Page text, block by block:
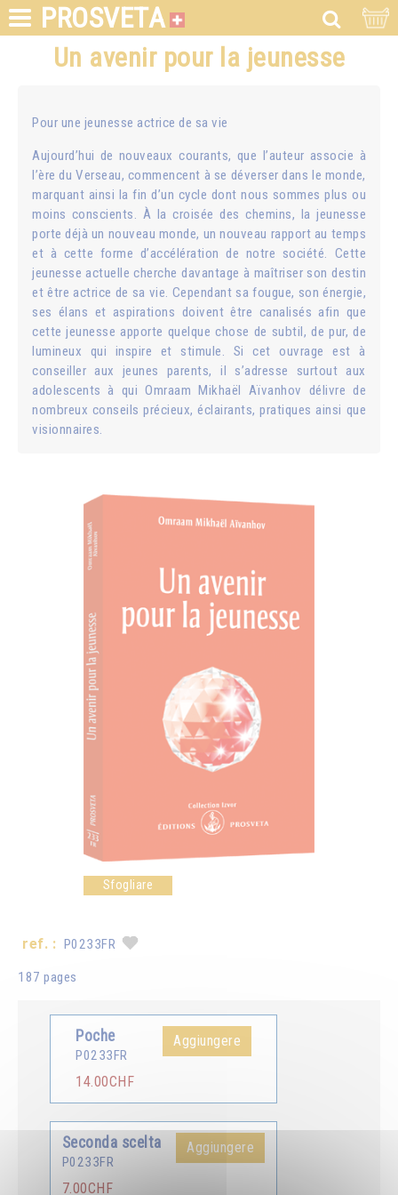
PROSVETA
Un avenir pour la jeunesse
Pour une jeunesse actrice de sa vie
Aujourd’hui de nouveaux courants, que l’auteur associe à
l’ère du Verseau, commencent à se déverser dans le monde,
marquant ainsi la fin d’un cycle dont nous sommes plus ou
moins conscients. À la croisée des chemins, la jeunesse
porte déjà un nouveau monde, un nouveau rapport au temps
et à cette forme d’accélération de notre société. Cette
jeunesse actuelle cherche davantage à maîtriser son destin
et être actrice de sa vie. Cependant sa fougue, son énergie,
ses élans et aspirations doivent être canalisés afin que
cette jeunesse apporte quelque chose de subtil, de pur, de
lumineux qui inspire et stimule. Si cet ouvrage est à
conseiller aux jeunes parents, il s’adresse surtout aux
adolescents à qui Omraam Mikhaël Aïvanhov délivre de
nombreux conseils précieux, éclairants, pratiques ainsi que
visionnaires.
Sfogliare
ref. : P0233FR
187 pages
Poche
P0233FR
14.00CHF
Aggiungere
Seconda scelta
P0233FR
7.00CHF
Aggiungere